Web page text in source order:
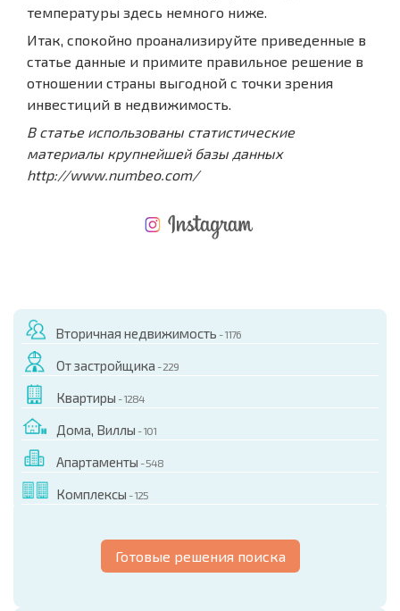
температуры здесь немного ниже.
Итак, спокойно проанализируйте приведенные в
статье данные и примите правильное решение в
отношении страны выгодной с точки зрения
инвестиций в недвижимость.
В статье использованы статистические
материалы крупнейшей базы данных
http://www.numbeo.com/
Вторичная недвижимость - 1176
От застройщика - 229
Квартиры - 1284
Дома, Виллы - 101
Апартаменты - 548
Комплексы - 125
Готовые решения поиска